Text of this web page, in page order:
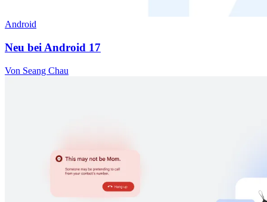
Android
Neu bei Android 17
Von Seang Chau